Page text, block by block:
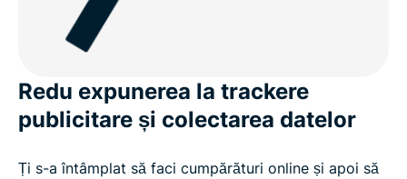
Redu expunerea la trackere
publicitare și colectarea datelor
Ți s-a întâmplat să faci cumpărături online și apoi să